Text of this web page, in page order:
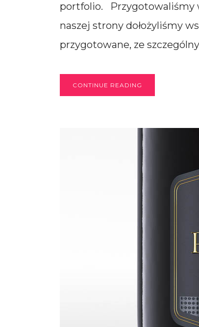
portfolio. Przygotowaliśmy
naszej strony dołożyliśmy
przygotowane, ze
CONTINUE READING